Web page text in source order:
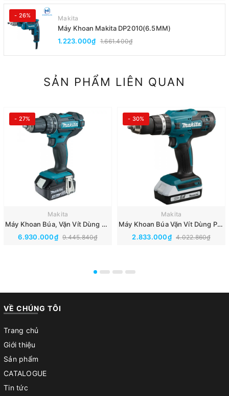
- 26% Makita
Máy Khoan Makita DP2010(6.5MM)
1.223.000₫ 1.661.400₫
SẢN PHẨM LIÊN QUAN
- 27%
Makita
Máy Khoan Búa, Vặn Vít Dùng Pin 18v Makita DHP482RFE
6.930.000₫ 9.445.840₫
- 30%
Makita
Máy Khoan Búa Vặn Vít Dùng Pin 18v Makita HP488D002
2.833.000₫ 4.022.860₫
VỀ CHÚNG TÔI
Trang chủ
Giới thiệu
Sản phẩm
CATALOGUE
Tin tức